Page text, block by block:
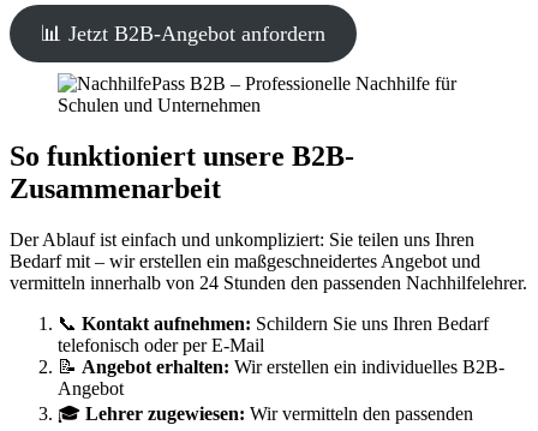
📊 Jetzt B2B-Angebot anfordern
So funktioniert unsere B2B-
Zusammenarbeit
Der Ablauf ist einfach und unkompliziert: Sie teilen uns Ihren
Bedarf mit – wir erstellen ein maßgeschneidertes Angebot und
vermitteln innerhalb von 24 Stunden den passenden Nachhilfelehrer.
📞 Kontakt aufnehmen: Schildern Sie uns Ihren Bedarf
telefonisch oder per E-Mail
📝 Angebot erhalten: Wir erstellen ein individuelles B2B-
Angebot
🎓 Lehrer zugewiesen: Wir vermitteln den passenden